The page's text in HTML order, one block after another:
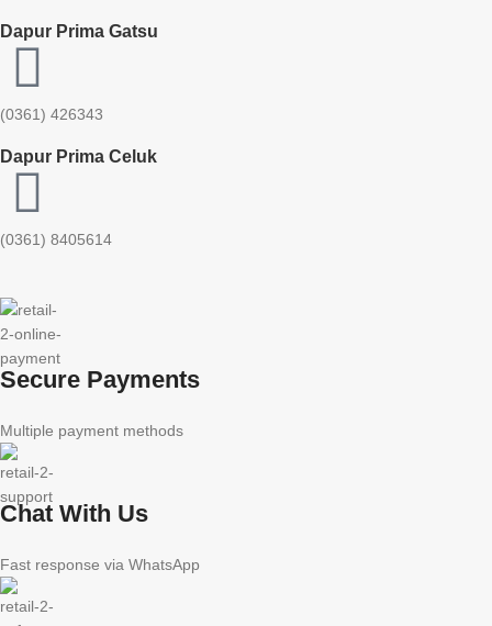
Dapur Prima Gatsu
(0361) 426343
Dapur Prima Celuk
(0361) 8405614
Secure Payments
Multiple payment methods
Chat With Us
Fast response via WhatsApp